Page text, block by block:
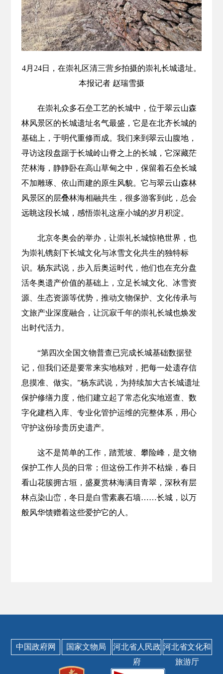
4月24日，在崇礼区清三营乡拍摄的崇礼长城遗址。
本报记者 赵瑞雪摄
在崇礼众多石垒工艺的长城中，位于翠云山森
林风景区的长城遗址名气最盛，它是在北齐长城的
基础上，于明代重修而成。我们来到翠云山腹地，
寻访这段盘踞于长城岭山脊之上的长城，它深藏茫
茫林海，静静卧在高山草甸之中，保留着石垒长城
不加雕琢、依山而建的原生风貌。它与翠云山森林
风景区的层叠林海相融共生，很多游客到此，总会
远眺这段长城，感悟崇礼这座小城的岁月积淀。
北京冬奥会的举办，让崇礼长城惊艳世界，也
为崇礼镌刻下长城文化与冰雪文化共生的独特标
识。杨东武说，步入后奥运时代，他们也在充分盘
活冬奥遗产价值的基础上，立足长城文化、冰雪资
源、生态资源等优势，推动文物保护、文化传承与
文旅产业深度融合，让沉寂千年的崇礼长城也焕发
出时代活力。
“第四次全国文物普查已完成长城基础数据登
记，但我们还是要常来实地核对，把每一处遗存信
息摸准、做实。”杨东武说，为持续加大古长城遗址
保护修缮力度，他们建立起了常态化实地巡查、数
字化建档入库、专业化管护运维的完整体系，用心
守护这份珍贵历史遗产。
这不是简单的工作，踏荒坡、攀险峰，是文物
保护工作人员的日常；但这份工作并不枯燥，春日
看山花簇拥古垣，盛夏赏林海满目青翠，深秋有层
林点染山峦，冬日是白雪素裹石墙……长城，以万
般风华馈赠着这些爱护它的人。
中国政府网 国家文物局
河北省人民政
府
河北省文化和
旅游厅